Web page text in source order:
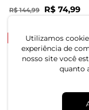
Utilizamos
experiência de
nosso site você
quanto
R$ 144,99 R$ 74,99
-48%
Jaqueta Infantil
com Capuz Rovitex
R$ 74,99
ou 2x de R$ 37,49 sem